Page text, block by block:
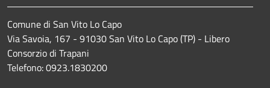
Comune di San Vito Lo Capo
Via Savoia, 167 - 91030 San Vito Lo Capo (TP) - Libero
Consorzio di Trapani
Telefono: 0923.1830200